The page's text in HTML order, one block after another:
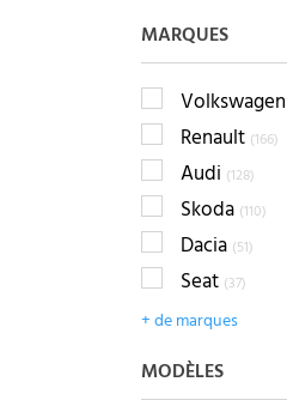
MARQUES
Volkswagen
Renault (166)
Audi (128)
Skoda (110)
Dacia (51)
Seat (37)
+ de marques
MODÈLES